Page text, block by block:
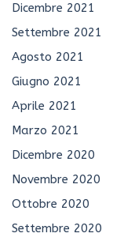
Dicembre 2021
Settembre 2021
Agosto 2021
Giugno 2021
Aprile 2021
Marzo 2021
Dicembre 2020
Novembre 2020
Ottobre 2020
Settembre 2020